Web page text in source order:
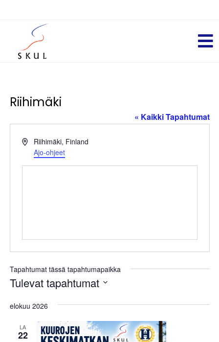
Riihimäki
« Kaikki Tapahtumat
O
Riihimäki, Finland
Ajo-ohjeet
Tapahtumat tässä tapahtumapaikka
Tulevat tapahtumat
a
elokuu 2026
LA
22